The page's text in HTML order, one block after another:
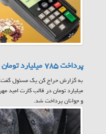
پرداخت ۷۸۵ میلیارد تومان به مادران مشمول کارت امید مهر
میلیارد تومان در قالب کارت امید
و جوانان پرداخت شد.